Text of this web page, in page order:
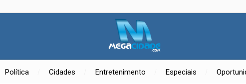
Política Cidades Entretenimento Especiais